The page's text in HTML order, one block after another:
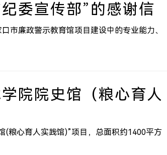
委宣传部”的感谢信
市廉政警示教育馆项目建设中的专业能力、
院院史馆（粮心育人
(粮心育人实践馆)”项目，总面积约1400平方